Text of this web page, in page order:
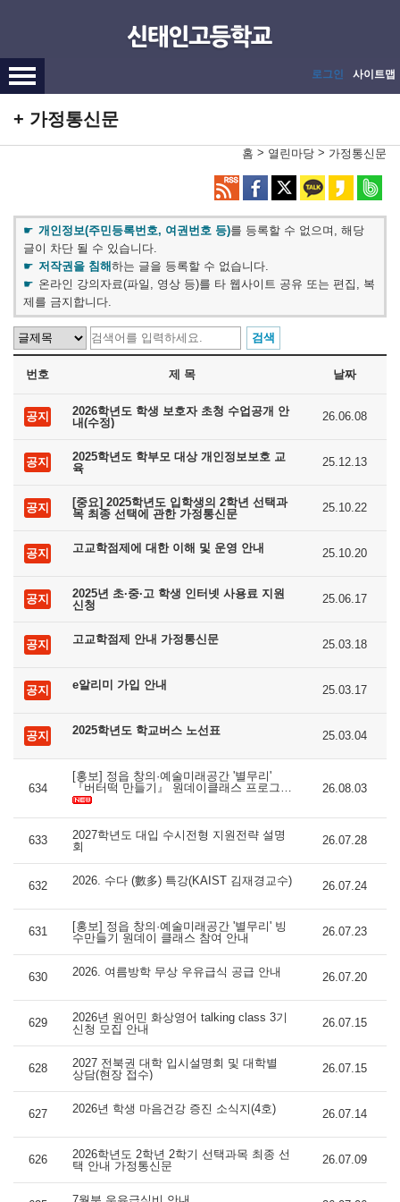
로그인 사이트맵
가정통신문
홈 > 열린마당 > 가정통신문
개인정보(주민등록번호, 여권번호 등)를 등록할 수 없으며, 해당
글이 차단 될 수 있습니다.
저작권을 침해하는 글을 등록할 수 없습니다.
온라인 강의자료(파일, 영상 등)를 타 웹사이트 공유 또는 편집, 복
제를 금지합니다.
번호 제 목 날짜
공지
2026학년도 학생 보호자 초청 수업공개 안
내(수정)
26.06.08
공지
2025학년도 학부모 대상 개인정보보호 교
육
25.12.13
공지
[중요] 2025학년도 입학생의 2학년 선택과
목 최종 선택에 관한 가정통신문
25.10.22
공지 고교학점제에 대한 이해 및 운영 안내 25.10.20
공지
2025년 초·중·고 학생 인터넷 사용료 지원
신청
25.06.17
공지 고교학점제 안내 가정통신문 25.03.18
공지 e알리미 가입 안내 25.03.17
공지 2025학년도 학교버스 노선표 25.03.04
634
[홍보] 정읍 창의·예술미래공간 '별무리'
『버터떡 만들기』 원데이클래스 프로그램
안내
26.08.03
633
2027학년도 대입 수시전형 지원전략 설명
회
26.07.28
632 2026. 수다 (數多) 특강(KAIST 김재경교수) 26.07.24
631
[홍보] 정읍 창의·예술미래공간 '별무리' 빙
수만들기 원데이 클래스 참여 안내
26.07.23
630 2026. 여름방학 무상 우유급식 공급 안내 26.07.20
629
2026년 원어민 화상영어 talking class 3기
신청 모집 안내
26.07.15
628
2027 전북권 대학 입시설명회 및 대학별
상담(현장 접수)
26.07.15
627 2026년 학생 마음건강 증진 소식지(4호) 26.07.14
626
2026학년도 2학년 2학기 선택과목 최종 선
택 안내 가정통신문
26.07.09